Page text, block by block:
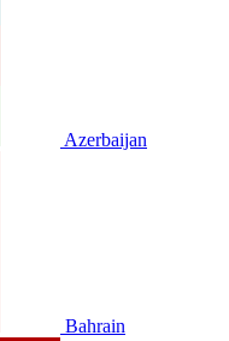
Azerbaijan
Bahrain